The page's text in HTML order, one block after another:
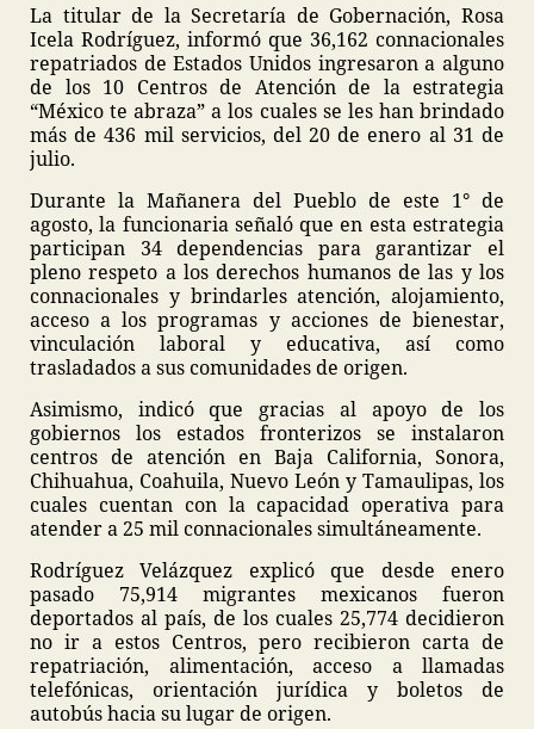
La titular de la Secretaría de Gobernación, Rosa
Icela Rodríguez, informó que 36,162 connacionales
repatriados de Estados Unidos ingresaron a alguno
de los 10 Centros de Atención de la estrategia
“México te abraza” a los cuales se les han brindado
más de 436 mil servicios, del 20 de enero al 31 de
julio.
Durante la Mañanera del Pueblo de este 1° de
agosto, la funcionaria señaló que en esta estrategia
participan 34 dependencias para garantizar el
pleno respeto a los derechos humanos de las y los
connacionales y brindarles atención, alojamiento,
acceso a los programas y acciones de bienestar,
vinculación laboral y educativa, así como
trasladados a sus comunidades de origen.
Asimismo, indicó que gracias al apoyo de los
gobiernos los estados fronterizos se instalaron
centros de atención en Baja California, Sonora,
Chihuahua, Coahuila, Nuevo León y Tamaulipas, los
cuales cuentan con la capacidad operativa para
atender a 25 mil connacionales simultáneamente.
Rodríguez Velázquez explicó que desde enero
pasado 75,914 migrantes mexicanos fueron
deportados al país, de los cuales 25,774 decidieron
no ir a estos Centros, pero recibieron carta de
repatriación, alimentación, acceso a llamadas
telefónicas, orientación jurídica y boletos de
autobús hacia su lugar de origen.